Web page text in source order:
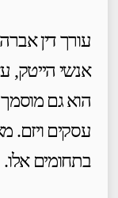
עורך דין
הוא גם
עסקים ויזם.
בתחומים אלו.